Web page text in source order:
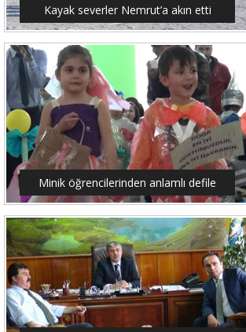
Kayak severler Nemrut’a akın etti
Minik öğrencilerinden anlamlı defile